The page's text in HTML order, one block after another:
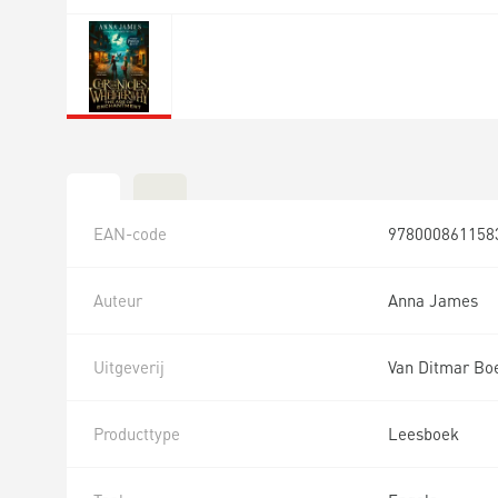
EAN-code
Auteur Anna James
Uitgeverij Van Ditmar
Producttype Leesboek